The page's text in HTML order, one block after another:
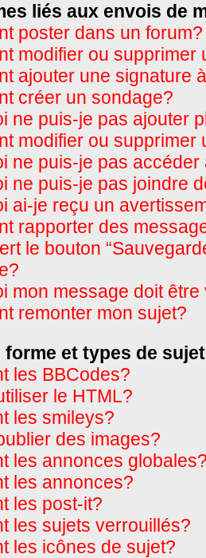
liés aux envois de
poster dans un forum?
modifier ou supprimer
ajouter une signature
créer un sondage?
ne puis-je pas ajouter
modifier ou supprimer
ne puis-je pas accéder
ne puis-je pas joindre
ai-je reçu un
rapporter des
le bouton
mon message doit être
remonter mon sujet?
forme et types de sujet
les BBCodes?
le HTML?
les smileys?
des images?
les annonces
les annonces?
les post-it?
les sujets verrouillés?
les icônes de sujet?